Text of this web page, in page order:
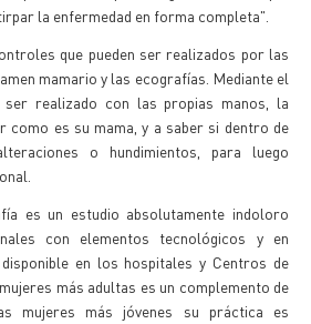
la enfermedad en forma completa".
que pueden ser realizados por las
mamario y las ecografías. Mediante el
ser realizado con las propias manos, la
como es su mama, y a saber si dentro de
o hundimientos, para luego
es un estudio absolutamente indoloro
con elementos tecnológicos y en
disponible en los hospitales y Centros de
más adultas es un complemento de
mujeres más jóvenes su práctica es